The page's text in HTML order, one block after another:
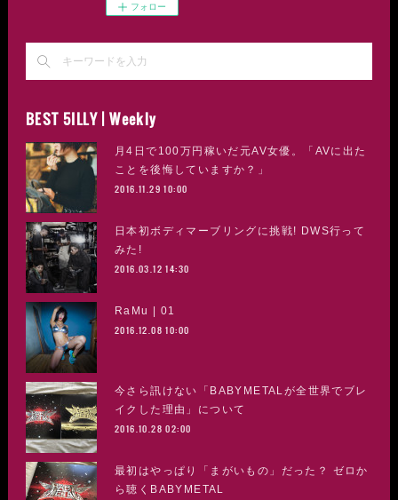
フォロー
BEST 5ILLY | Weekly
月4日で100万円稼いだ元AV女優。「AVに出た
ことを後悔していますか？」
2016.11.29 10:00
日本初ボディマーブリングに挑戦! DWS行って
みた!
2016.03.12 14:30
RaMu | 01
2016.12.08 10:00
今さら訊けない「BABYMETALが全世界でブレ
イクした理由」について
2016.10.28 02:00
最初はやっぱり「まがいもの」だった？ ゼロか
ら聴くBABYMETAL